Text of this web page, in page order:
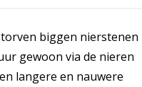
biggen nierstenen
gewoon via de nieren
langere en nauwere